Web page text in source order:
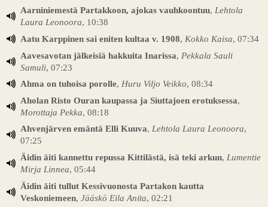
Aarniniemestä Partakkoon, ajokas vauhkoontuu, Lehtola
Laura Leonoora, 10:38
Aatu Karppinen sai eniten kultaa v. 1908, Kokko Kaisa, 07:34
Aavesavotan jälkeisiä hakkuita Inarissa, Pekkala Sauli
Samuli, 07:23
Ahma on tuhoisa porolle, Huru Viljo Veikko, 08:34
Aholan Risto Ouran kaupassa ja Siuttajoen erotuksessa,
Morottaja Pekka, 08:18
Ahvenjärven emäntä Elli Kuuva, Lehtola Laura Leonoora,
07:25
Äidin äiti kannettu repussa Kittilästä, isä teki arkun, Lumentie
Mirja Linnea, 05:44
Äidin äiti tullut Kessivuonosta Partakon kautta
Veskoniemeen, Jääskö Eila Anita, 02:21